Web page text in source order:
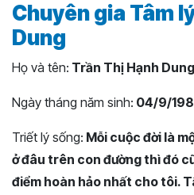
Chuyên gia Tâm
Dung
Họ và tên: Trần Thị Hạnh Dung
Ngày tháng năm sinh: 04/9/
Triết lý sống: Mỗi cuộc đời là
ở đâu trên con đường thì đó
điểm hoàn hảo nhất cho tôi.